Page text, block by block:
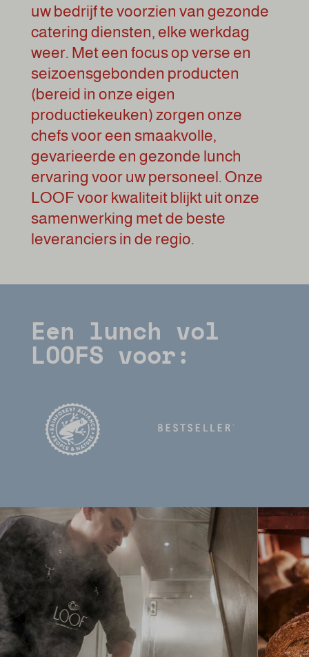
uw bedrijf te voorzien van gezonde
catering diensten, elke werkdag
weer. Met een focus op verse en
seizoensgebonden producten
(bereid in onze eigen
productiekeuken) zorgen onze
chefs voor een smaakvolle,
gevarieerde en gezonde lunch
ervaring voor uw personeel. Onze
LOOF voor kwaliteit blijkt uit onze
samenwerking met de beste
leveranciers in de regio.
Een lunch vol
LOOFS voor: